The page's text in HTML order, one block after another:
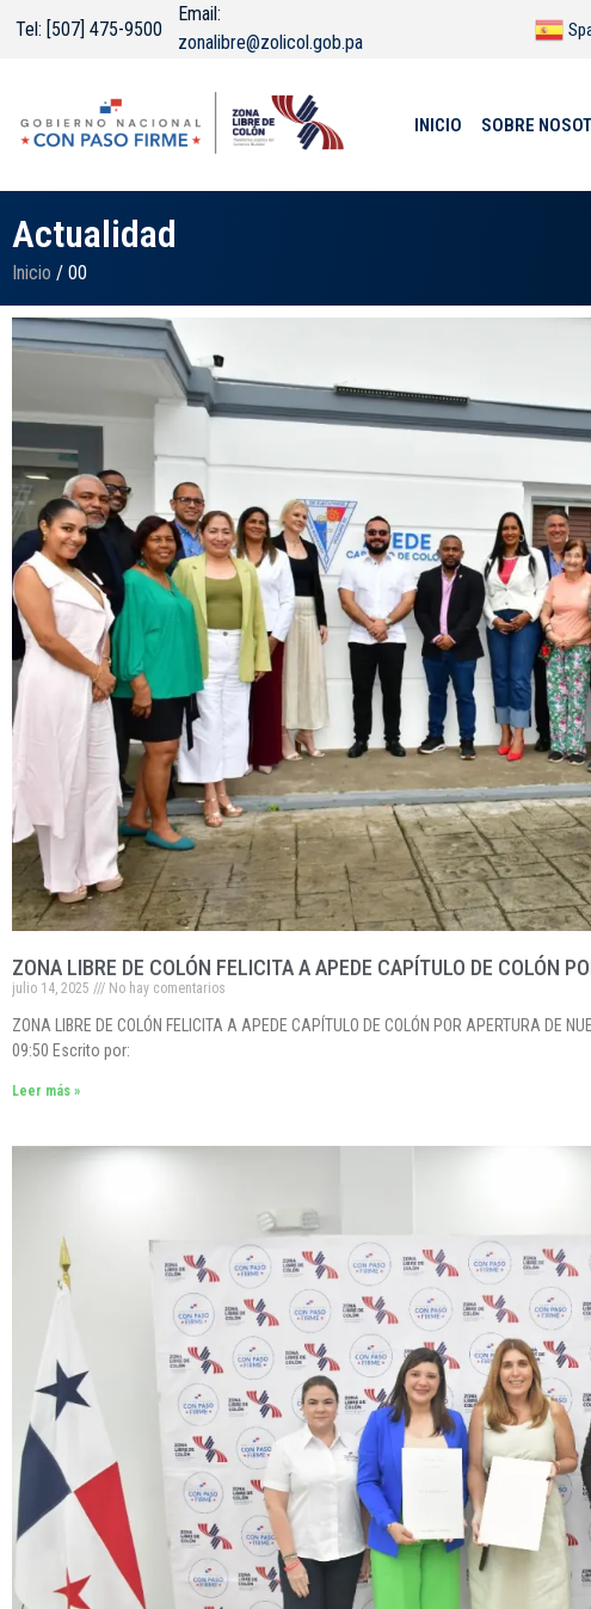
Tel: [507] 475-9500
Email:
zonalibre@zolicol.gob.pa
INICIO SOBRE
Actualidad
Inicio / 00
ZONA LIBRE DE COLÓN FELICITA A APEDE CAPÍTULO DE COLÓN
julio 14, 2025 No hay comentarios
ZONA LIBRE DE COLÓN FELICITA A APEDE CAPÍTULO DE COLÓN POR APERTURA
09:50 Escrito por:
Leer más »